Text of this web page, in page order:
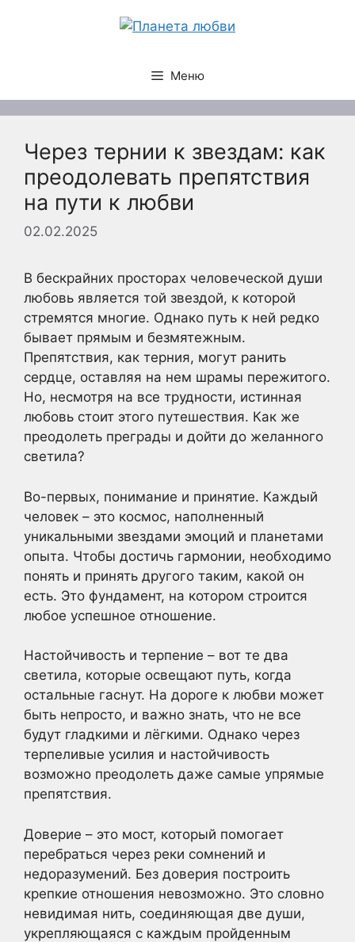
Меню
Через тернии к звездам: как
преодолевать препятствия
на пути к любви
02.02.2025
В бескрайних просторах человеческой души
любовь является той звездой, к которой
стремятся многие. Однако путь к ней редко
бывает прямым и безмятежным.
Препятствия, как терния, могут ранить
сердце, оставляя на нем шрамы пережитого.
Но, несмотря на все трудности, истинная
любовь стоит этого путешествия. Как же
преодолеть преграды и дойти до желанного
светила?
Во-первых, понимание и принятие. Каждый
человек – это космос, наполненный
уникальными звездами эмоций и планетами
опыта. Чтобы достичь гармонии, необходимо
понять и принять другого таким, какой он
есть. Это фундамент, на котором строится
любое успешное отношение.
Настойчивость и терпение – вот те два
светила, которые освещают путь, когда
остальные гаснут. На дороге к любви может
быть непросто, и важно знать, что не все
будут гладкими и лёгкими. Однако через
терпеливые усилия и настойчивость
возможно преодолеть даже самые упрямые
препятствия.
Доверие – это мост, который помогает
перебраться через реки сомнений и
недоразумений. Без доверия построить
крепкие отношения невозможно. Это словно
невидимая нить, соединяющая две души,
укрепляющаяся с каждым пройденным